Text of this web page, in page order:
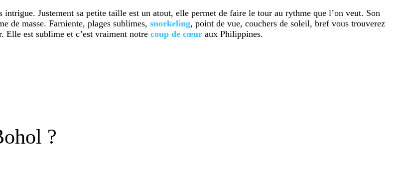
intrigue. Justement sa petite taille est un atout, elle permet de faire le tour au rythme que l’on veut. Son
de masse. Farniente, plages sublimes, snorkeling, point de vue, couchers de soleil, bref vous trouverez
Elle est sublime et c’est vraiment notre coup de cœuraux Philippines.
?